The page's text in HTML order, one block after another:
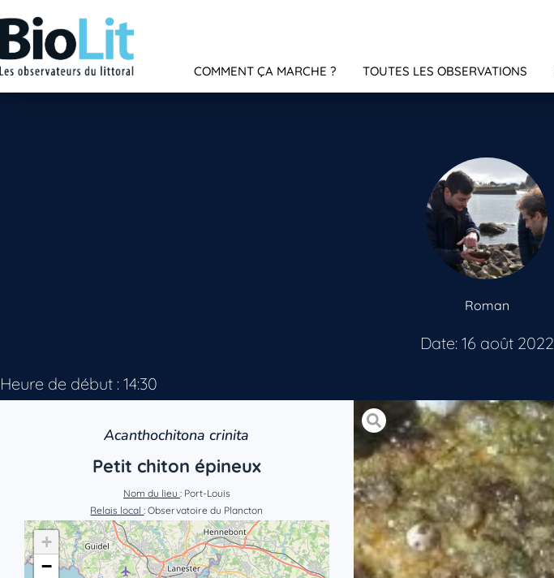
COMMENT ÇA MARCHE ? TOUTES LES OBSERVATIONS
Roman
Date: 16 août 2022
Heure de début : 14:30
Acanthochitona crinita
Petit chiton épineux
Nom du lieu : Port-Louis
Relais local: Observatoire du Plancton
+
−